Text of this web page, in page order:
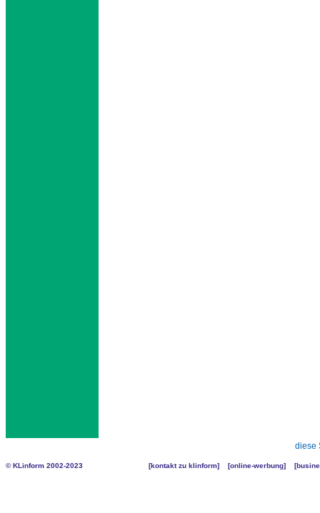
diese
© KLinform 2002-2023 [kontakt zu klinform] [online-werbung] [